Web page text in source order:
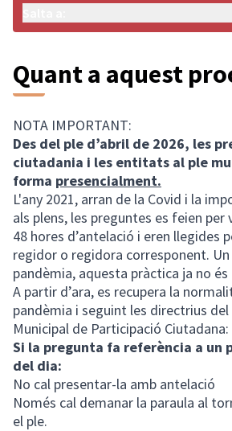
Quant a aquest
NOTA IMPORTANT:
Des del ple d’abril de 2026, les
ciutadania i les entitats al ple
forma presencialment.
L'any 2021, arran de la Covid i la
als plens, les preguntes es feien
48 hores d’antelació i eren llegides
regidor o regidora corresponent. Un
pandèmia, aquesta pràctica ja no és
A partir d’ara, es recupera la
pandèmia i seguint les directrius
Municipal de Participació Ciutadana:
Si la pregunta fa referència a un
del dia:
No cal presentar-la amb antelació
Només cal demanar la paraula al
el ple.